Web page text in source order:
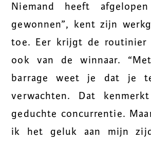
Niemand heeft
gewonnen”, kent zijn
toe. Eer krijgt de
ook van de winnaar.
barrage weet je dat je
verwachten. Dat
geduchte concurrentie.
ik het geluk aan mijn